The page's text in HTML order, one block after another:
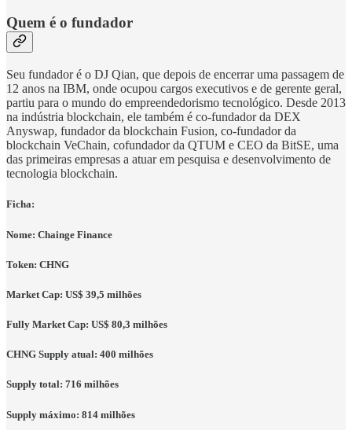
Quem é o fundador
Seu fundador é o DJ Qian, que depois de encerrar uma passagem de
12 anos na IBM, onde ocupou cargos executivos e de gerente geral,
partiu para o mundo do empreendedorismo tecnológico. Desde 2013
na indústria blockchain, ele também é co-fundador da DEX
Anyswap, fundador da blockchain Fusion, co-fundador da
blockchain VeChain, cofundador da QTUM e CEO da BitSE, uma
das primeiras empresas a atuar em pesquisa e desenvolvimento de
tecnologia blockchain.
Ficha:
Nome: Chainge Finance
Token: CHNG
Market Cap: US$ 39,5 milhões
Fully Market Cap: US$ 80,3 milhões
CHNG Supply atual: 400 milhões
Supply total: 716 milhões
Supply máximo: 814 milhões